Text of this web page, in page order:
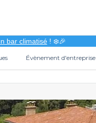
bar climatisé! ❄️🎉
Évènement d'entreprise